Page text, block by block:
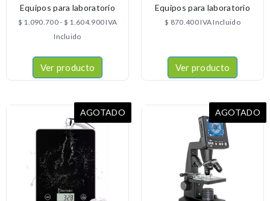
Equipos para laboratorio
$ 1.090.700- $ 1.604.900IVA
Incluido
Ver producto
Equipos para laboratorio
$ 870.400IVA Incluido
Ver producto
AGOTADO AGOTADO